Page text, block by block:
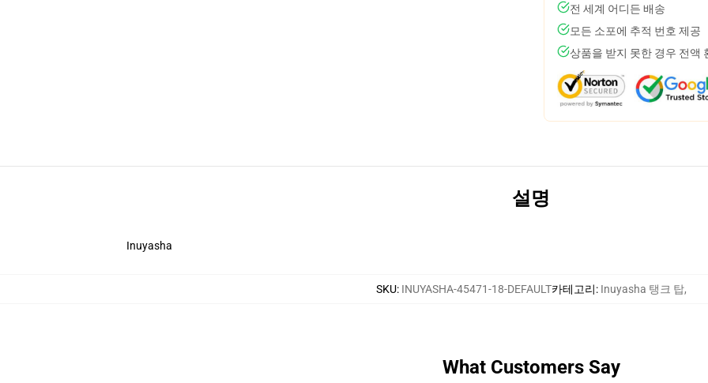
전 세계 어디든 배송
모든 소포에 추적 번호 제공
상품을 받지 못한 경우 전액
설명
Inuyasha
SKU: INUYASHA-45471-18-DEFAULT카테고리: Inuyasha 탱크 탑,
What Customers Say